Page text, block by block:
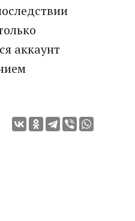
аккаунт